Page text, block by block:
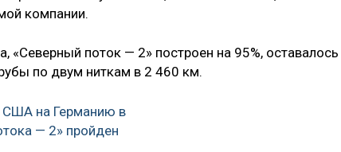
компании.
«Северный поток — 2» построен на 95%, оставалось
по двум ниткам в 2 460 км.
США на Германию в
— 2» пройден